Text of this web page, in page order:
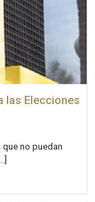
las Elecciones
no puedan